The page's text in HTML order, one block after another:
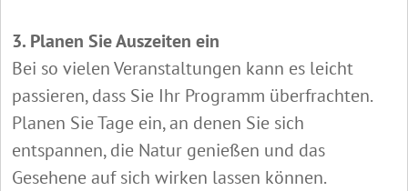
3. Planen Sie Auszeiten ein
Bei so vielen Veranstaltungen kann es leicht
passieren, dass Sie Ihr Programm überfrachten.
Planen Sie Tage ein, an denen Sie sich
entspannen, die Natur genießen und das
Gesehene auf sich wirken lassen können.